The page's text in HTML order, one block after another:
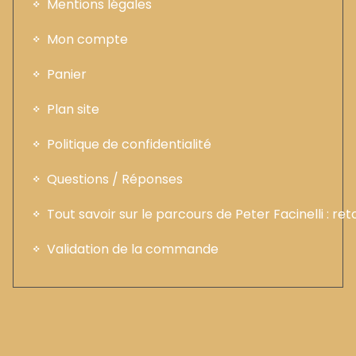
Mentions légales
Mon compte
Panier
Plan site
Politique de confidentialité
Questions / Réponses
Tout savoir sur le parcours de Peter Facinelli :
Validation de la commande